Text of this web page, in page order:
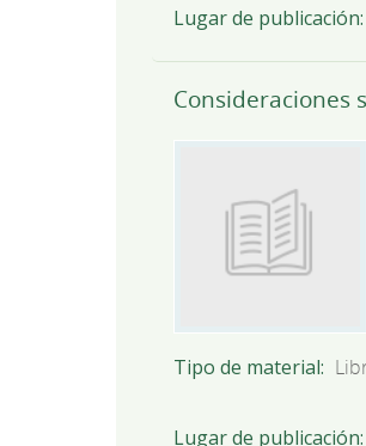
Lugar de publicación
Consideraciones
Tipo de material
Lugar de publicación